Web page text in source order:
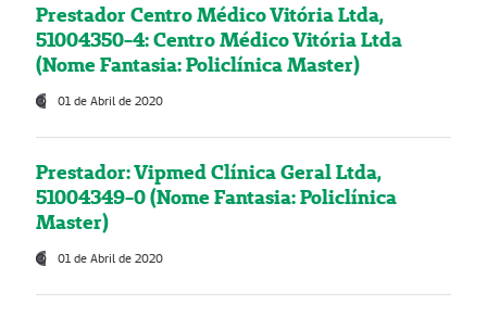
Prestador Centro Médico Vitória Ltda,
51004350-4: Centro Médico Vitória Ltda
(Nome Fantasia: Policlínica Master)
01 de Abril de 2020
Prestador: Vipmed Clínica Geral Ltda,
51004349-0 (Nome Fantasia: Policlínica
Master)
01 de Abril de 2020